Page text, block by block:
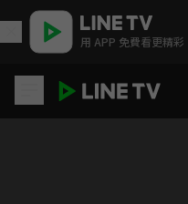
用 APP 免費看更精彩